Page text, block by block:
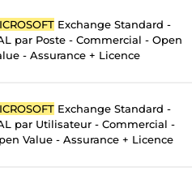
Exchange Standard -
par Poste - Commercial - Open
- Assurance + Licence
Exchange Standard -
par Utilisateur - Commercial -
Value - Assurance + Licence